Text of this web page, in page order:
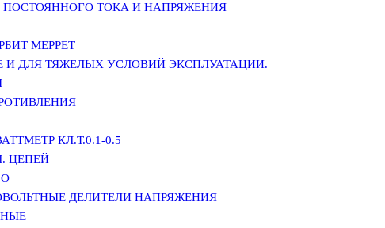
ТОКА И НАПРЯЖЕНИЯ
МЕРРЕТ
ДЛЯ ТЯЖЕЛЫХ УСЛОВИЙ ЭКСПЛУАТАЦИИ.
КЛ.Т.0.1-0.5
ЦЕПЕЙ
ДЕЛИТЕЛИ НАПРЯЖЕНИЯ